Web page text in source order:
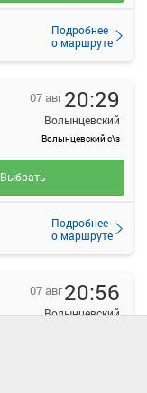
Подробнее
о маршруте
07 авг20:29
Волынцевский
Волынцевский с\з
Подробнее
о маршруте
Выбрать
07 авг20:56
Волынцевский